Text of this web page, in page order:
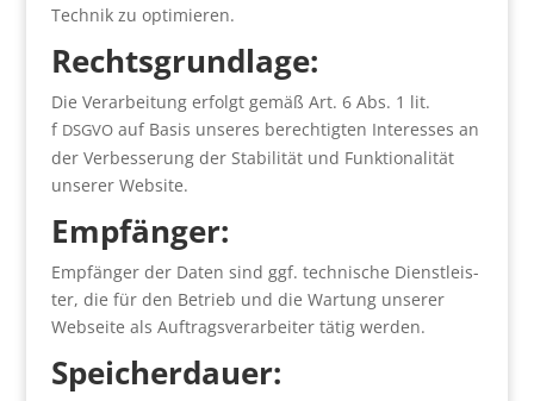
Tech­nik zu opti­mie­ren.
Rechts­grund­la­ge:
Die Ver­ar­bei­tung erfolgt gemäß Art. 6 Abs. 1 lit.
f DSGVOauf Basis unse­res berech­tig­ten Inter­es­ses an
der Ver­bes­se­rung der Sta­bi­li­tät und Funk­tio­na­li­tät
unse­rer Web­site.
Emp­fän­ger:
Emp­fän­ger der Daten sind ggf. tech­ni­sche Dienst­leis­
ter, die für den Betrieb und die War­tung unse­rer
Web­sei­te als Auf­trags­ver­ar­bei­ter tätig wer­den.
Spei­cher­dau­er: